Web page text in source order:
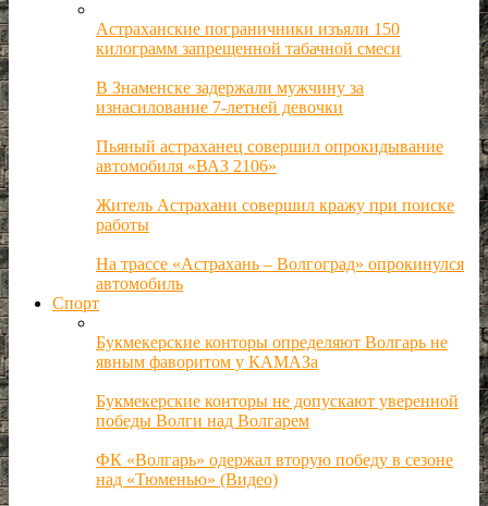
Астраханские пограничники изъяли 150
килограмм запрещенной табачной смеси
В Знаменске задержали мужчину за
изнасилование 7-летней девочки
Пьяный астраханец совершил опрокидывание
автомобиля «ВАЗ 2106»
Житель Астрахани совершил кражу при поиске
работы
На трассе «Астрахань – Волгоград» опрокинулся
автомобиль
Спорт
Букмекерские конторы определяют Волгарь не
явным фаворитом у КАМАЗа
Букмекерские конторы не допускают уверенной
победы Волги над Волгарем
ФК «Волгарь» одержал вторую победу в сезоне
над «Тюменью» (Видео)